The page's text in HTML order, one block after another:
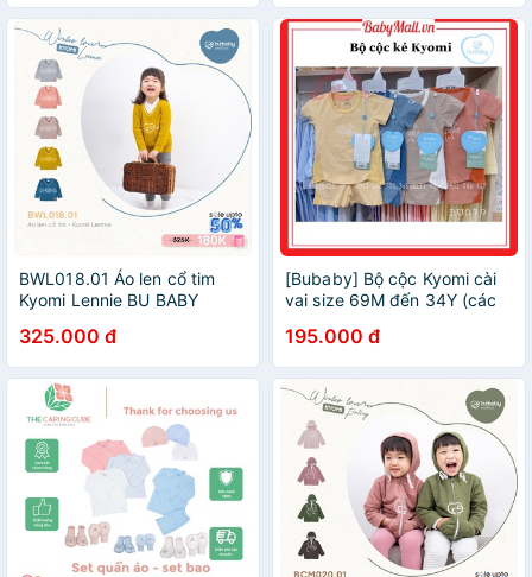
BWL018.01 Áo len cổ tim
Kyomi Lennie BU BABY
325.000 đ
[Bubaby] Bộ cộc Kyomi cài
vai size 69M đến 34Y (các
ạ)
195.000 đ